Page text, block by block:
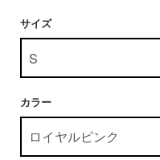
サイズ
カラー